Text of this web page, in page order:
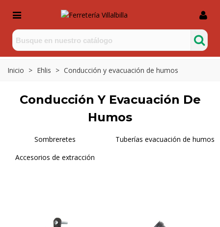
Inicio > Ehlis > Conducción y evacuación de humos
Conducción Y Evacuación De
Humos
Sombreretes
Tuberías evacuación de humos
Accesorios de extracción